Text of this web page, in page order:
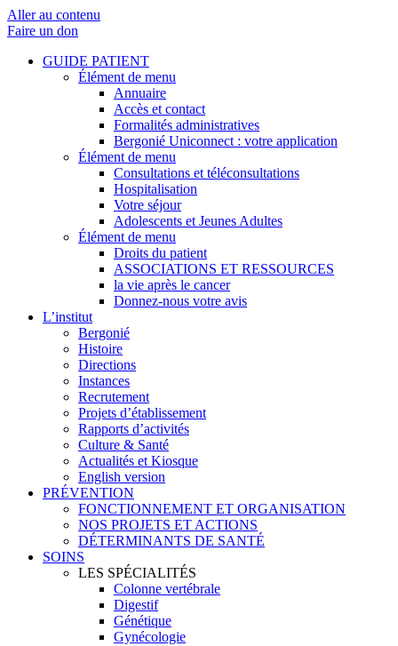
Aller au contenu
Faire un don
GUIDE PATIENT
Élément de menu
Annuaire
Accès et contact
Formalités administratives
Bergonié Uniconnect : votre application
Élément de menu
Consultations et téléconsultations
Hospitalisation
Votre séjour
Adolescents et Jeunes Adultes
Élément de menu
Droits du patient
ASSOCIATIONS ET RESSOURCES
la vie après le cancer
Donnez-nous votre avis
L’institut
Bergonié
Histoire
Directions
Instances
Recrutement
Projets d’établissement
Rapports d’activités
Culture & Santé
Actualités et Kiosque
English version
PRÉVENTION
FONCTIONNEMENT ET ORGANISATION
NOS PROJETS ET ACTIONS
DÉTERMINANTS DE SANTÉ
SOINS
LES SPÉCIALITÉS
Colonne vertébrale
Digestif
Génétique
Gynécologie